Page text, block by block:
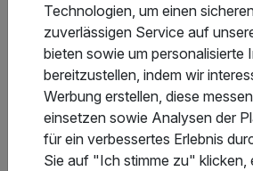
Allgemeine
Aktuelle Infos des Hotels
Bitte beachten Sie die jeweils
Technologien, um einen
zuverlässigen Service auf
bieten sowie um personalisierte
bereitzustellen, indem wir
Werbung erstellen, diese
einsetzen sowie Analysen der
für ein verbessertes Erlebnis
Sie auf "Ich stimme zu" klicken,